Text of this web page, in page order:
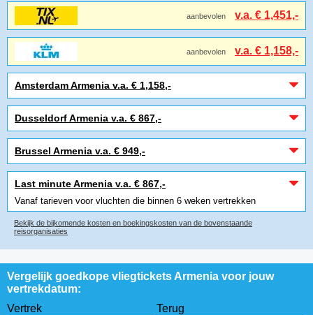
aanbevolen v.a. € 1,451,-
aanbevolen v.a. € 1,158,-
Amsterdam Armenia v.a. € 1,158,-
Dusseldorf Armenia v.a. € 867,-
Brussel Armenia v.a. € 949,-
Last minute Armenia v.a. € 867,-
Vanaf tarieven voor vluchten die binnen 6 weken vertrekken
Bekijk de bijkomende kosten en boekingskosten van de bovenstaande
reisorganisaties
Vergelijk goedkope vliegtickets Armenia voor jouw
vertrekdatum:
Vertrek
Terug